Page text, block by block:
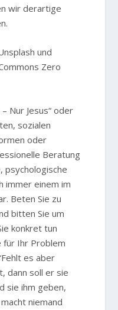
wir derartige
und
Zero
Nur Jesus“ oder
sozialen
oder
Beratung
psychologische
immer einem im
Beten Sie zu
bitten Sie um
konkret tun
für Ihr Problem
es aber
dann soll er sie
sie ihm geben,
niemand